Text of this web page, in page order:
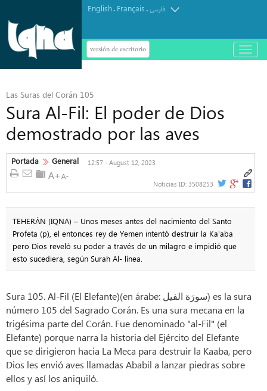
English. Français.فارسی
versión de escritorio
باز
و
Las Suras del Corán 105
Sura Al-Fil: El poder de Dios
demostrado por las aves
Portada General 12:57 - August 12, 2023
Noticias ID: 3508253
TEHERÁN (IQNA) – Unos meses antes del nacimiento del Santo
Profeta (p), el entonces rey de Yemen intentó destruir la Ka'aba
pero Dios reveló su poder a través de un milagro e impidió que
esto sucediera, según Surah Al- línea.
Sura 105. Al-Fil (El Elefante)(en árabe: سورَة الفیل) es la sura
número 105 del Sagrado Corán. Es una sura mecana en la
trigésima parte del Corán. Fue denominado "al-Fil" (el
Elefante) porque narra la historia del Ejército del Elefante
que se dirigieron hacia La Meca para destruir la Kaaba, pero
Dios les envió aves llamadas Ababil a lanzar piedras sobre
ellos y así los aniquiló.